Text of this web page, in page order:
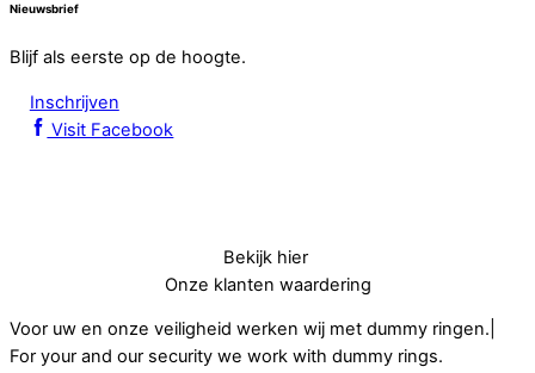
Nieuwsbrief
Blijf als eerste op de hoogte.
Inschrijven
Visit Facebook
Bekijk hier
Onze klanten waardering
Voor uw en onze veiligheid werken wij met dummy ringen.|
For your and our security we work with dummy rings.